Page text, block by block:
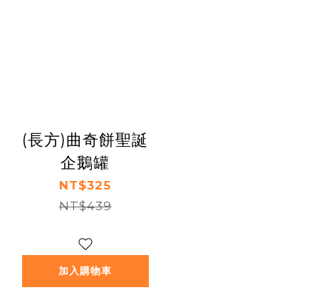
(長方)曲奇餅聖誕
企鵝罐
NT$325
NT$439
加入購物車